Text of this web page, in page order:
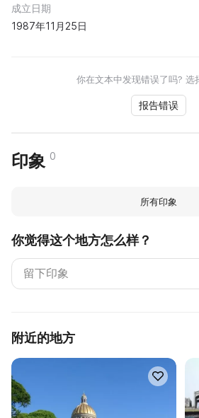
成立日期
1987年11月25日
你在文本中发现错误了吗? 选
报告错误
印象 0
所有印象
你觉得这个地方怎么样？
附近的地方